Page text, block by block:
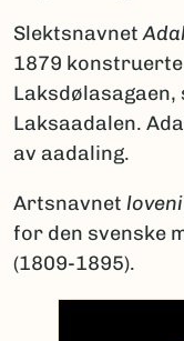
Slektsnavnet
1879
Laksdølasagaen,
Laksaadalen.
av aadaling.
Artsnavnet loveni
for den svenske
(1809-1895).